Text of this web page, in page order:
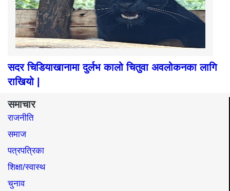
सदर चिडियाखानामा दुर्लभ कालो चितुवा अवलोकनका लागि
राखियो |
समाचार
राजनीति
समाज​
पत्रपत्रिका
शिक्षा/स्वास्थ
चुनाव